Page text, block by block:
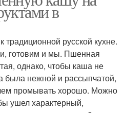
в
русской кухне.
готовим и мы. Пшенная
однако, чтобы каша не
была нежной и рассыпчатой,
промывать хорошо. Можно
ушел характерный,